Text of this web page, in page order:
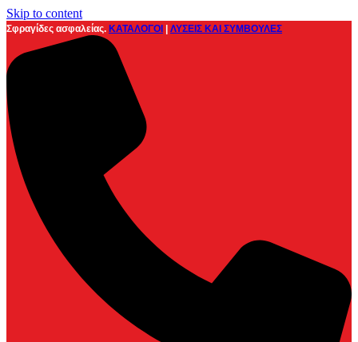
Skip to content
Σφραγίδες ασφαλείας. ΚΑΤΑΛΟΓΟΙ ΛΥΣΕΙΣ ΚΑΙ ΣΥΜΒΟΥΛΕΣ